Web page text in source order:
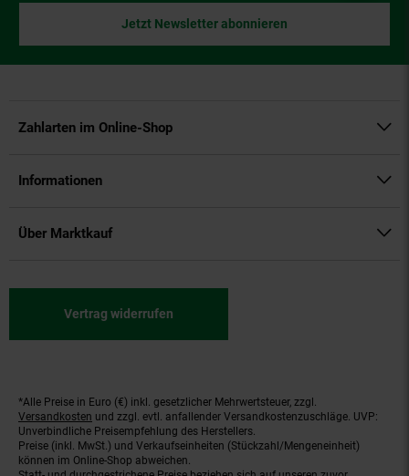
Jetzt Newsletter abonnieren
Zahlarten im Online-Shop
Informationen
Über Marktkauf
Vertrag widerrufen
Fußnoten
*Alle Preise in Euro (€) inkl. gesetzlicher Mehrwertsteuer, zzgl.
Versandkosten und zzgl. evtl. anfallender Versandkostenzuschläge. UVP:
Unverbindliche Preisempfehlung des Herstellers.
Preise (inkl. MwSt.) und Verkaufseinheiten (Stückzahl/Mengeneinheit)
können im Online-Shop abweichen.